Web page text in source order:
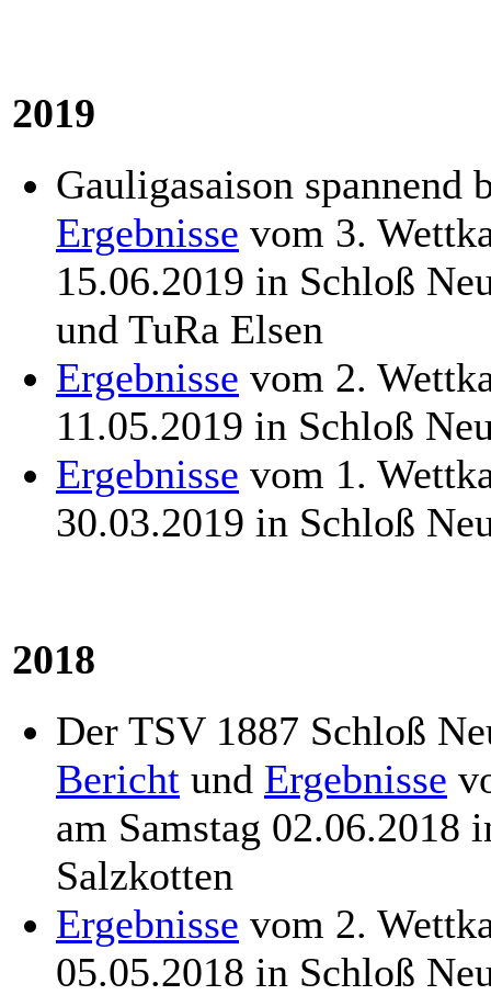
2019
Gauligasaison spannend
Ergebnisse vom 3.
15.06.2019 in Schloß
und TuRa Elsen
Ergebnisse vom 2.
11.05.2019 in Schloß
Ergebnisse vom 1.
30.03.2019 in Schloß
2018
Der TSV 1887 Schloß
Bericht und Ergebnisse
am Samstag 02.06.2018
Salzkotten
Ergebnisse vom 2.
05.05.2018 in Schloß